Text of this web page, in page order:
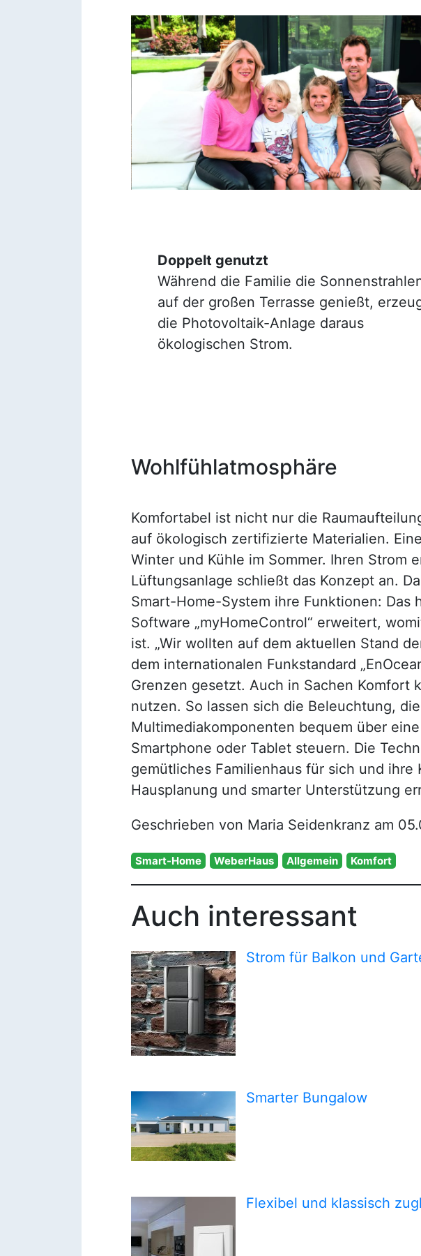
Doppelt genutzt
Während die Familie die
auf der großen Terrasse genießt,
die Photovoltaik-Anlage daraus
ökologischen Strom.
Wohlfühlatmosphäre
Komfortabel ist nicht nur die
auf ökologisch zertifizierte Materialien.
Winter und Kühle im Sommer. Ihren Strom
Lüftungsanlage schließt das Konzept an.
Smart-Home-System ihre Funktionen: Das
Software „myHomeControl“ erweitert,
ist. „Wir wollten auf dem aktuellen Stand
dem internationalen Funkstandard
Grenzen gesetzt. Auch in Sachen Komfort
nutzen. So lassen sich die Beleuchtung,
Multimediakomponenten bequem über
Smartphone oder Tablet steuern. Die
gemütliches Familienhaus für sich und
Hausplanung und smarter Unterstützung
Geschrieben von Maria Seidenkranz am
Smart-Home WeberHaus Allgemein Komfort
Auch interessant
Strom für Balkon und
Smarter Bungalow
Flexibel und klassisch